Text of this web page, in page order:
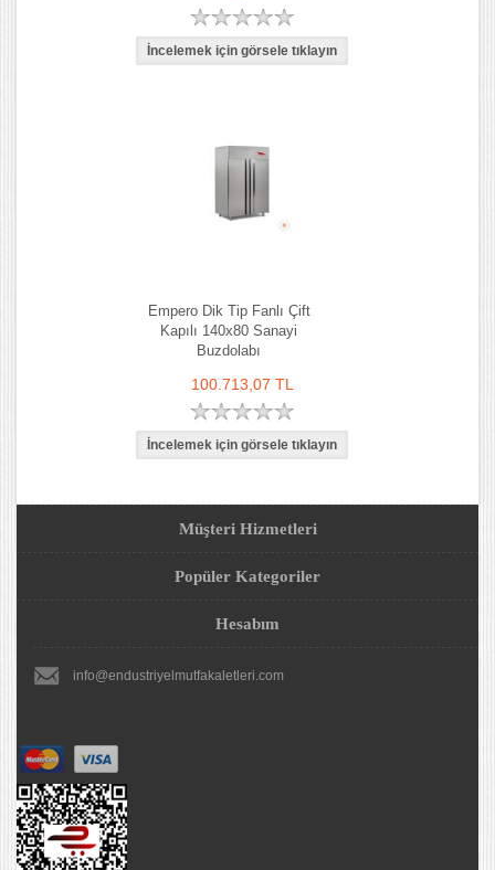
Empero Dik Tip Fanlı Çift
Kapılı 140x80 Sanayi
Buzdolabı
100.713,07 TL
Müşteri Hizmetleri
Popüler Kategoriler
Hesabım
info@endustriyelmutfakaletleri.com